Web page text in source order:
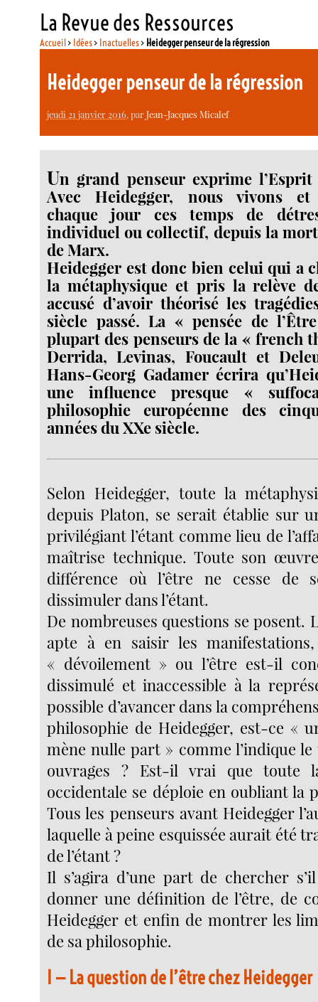
La Revue des Ressources
Accueil> Idées> Inactuelles> Heidegger penseur de la régression
Heidegger penseur de la régression
jeudi 21 janvier 2016, parJean-Jacques Micalef
Un grand penseur exprime l’Esprit
Avec Heidegger, nous vivons et
chaque jour ces temps de
individuel ou collectif, depuis la
de Marx.
Heidegger est donc bien celui qui a
la métaphysique et pris la relève
accusé d’avoir théorisé les
siècle passé. La « pensée de
plupart des penseurs de la « french
Derrida, Levinas, Foucault et
Hans-Georg Gadamer écrira
une influence presque «
philosophie européenne des
années du XXe siècle.
Selon Heidegger, toute la
depuis Platon, se serait établie sur
privilégiant l’étant comme lieu de
maîtrise technique. Toute son
différence où l’être ne cesse de
dissimuler dans l’étant.
De nombreuses questions se posent.
apte à en saisir les
« dévoilement » ou l’être est-il
dissimulé et inaccessible à la
possible d’avancer dans la
philosophie de Heidegger, est-ce «
mène nulle part » comme l’indique le
ouvrages ? Est-il vrai que toute
occidentale se déploie en oubliant la
Tous les penseurs avant Heidegger
laquelle à peine esquissée aurait été
de l’étant ?
Il s’agira d’une part de chercher
donner une définition de l’être, de
Heidegger et enfin de montrer les
de sa philosophie.
I — La question de l’être chez Heidegger